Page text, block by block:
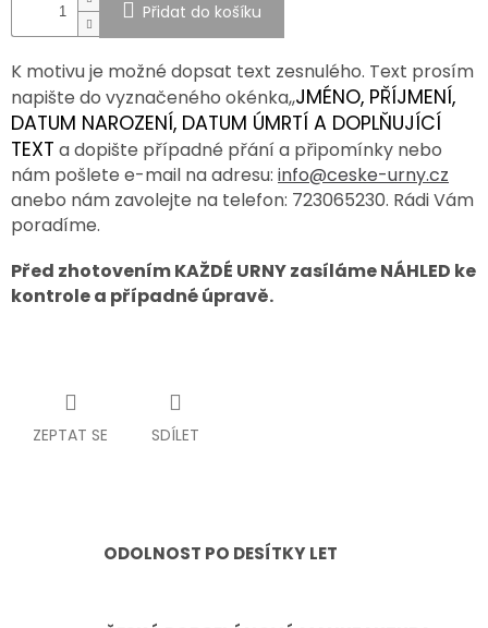
MANUFAKTURA
SPOLUPRÁCE
S
PARTNERY
Výměna
nebo
vrácení
zboží
nám
CZK
Přidat do košíku
K motivu je možné dopsat text zesnulého. Text prosím
napište do vyznačeného okénka,,JMÉNO, PŘÍJMENÍ,
DATUM NAROZENÍ, DATUM ÚMRTÍ A DOPLŇUJÍCÍ
TEXT a dopište případné přání a připomínky nebo
nám pošlete e-mail na adresu: info@ceske-urny.cz
anebo nám zavolejte na telefon: 723065230. Rádi Vám
poradíme.
Před zhotovením KAŽDÉ URNY zasíláme NÁHLED ke
kontrole a případné úpravě.
ZEPTAT SE SDÍLET
ODOLNOST PO DESÍTKY LET